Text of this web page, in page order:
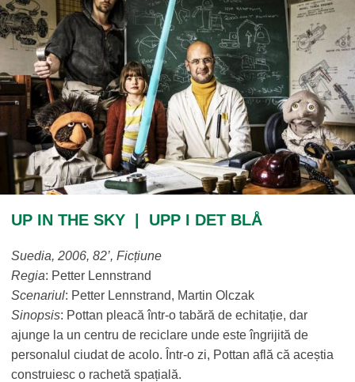
UP IN THE SKY | UPP I DET BLÅ
Suedia, 2006, 82’, Ficțiune
Regia: Petter Lennstrand
Scenariul: Petter Lennstrand, Martin Olczak
Sinopsis: Pottan pleacă într-o tabără de echitație, dar
ajunge la un centru de reciclare unde este îngrijită de
personalul ciudat de acolo. Într-o zi, Pottan află că aceștia
construiesc o rachetă spațială.